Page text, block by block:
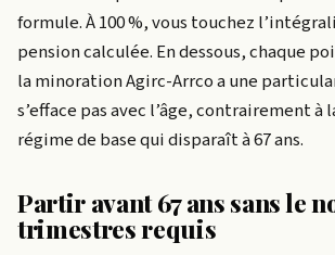
formule. À 100 %, vous touchez
pension calculée. En dessous, chaque
la minoration Agirc-Arrco a une
s’efface pas avec l’âge, contrairement à
régime de base qui disparaît à 67 ans.
Partir avant 67 ans sans le
trimestres requis